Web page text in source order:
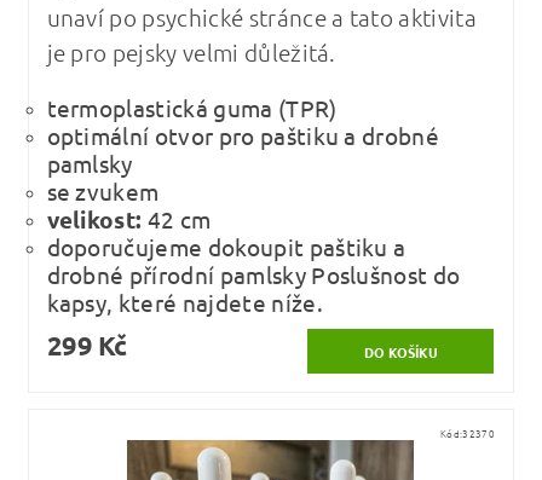
unaví po psychické stránce a tato aktivita
je pro pejsky velmi důležitá.
termoplastická guma (TPR)
optimální otvor pro paštiku a drobné
pamlsky
se zvukem
velikost: 42 cm
doporučujeme dokoupit paštiku a
drobné přírodní pamlsky Poslušnost do
kapsy, které najdete níže.
299 Kč
Kód:32370